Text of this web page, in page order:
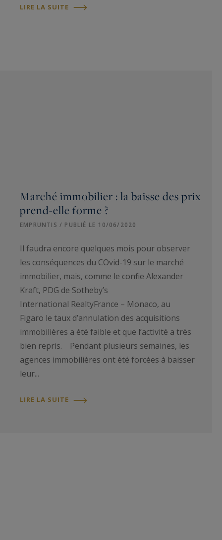
LIRE LA SUITE
Marché immobilier : la baisse des prix
prend-elle forme ?
EMPRUNTIS / PUBLIÉ LE 10/06/2020
Il faudra encore quelques mois pour observer
les conséquences du COvid-19 sur le marché
immobilier, mais, comme le confie Alexander
Kraft, PDG de Sotheby’s
International RealtyFrance – Monaco, au
Figaro le taux d’annulation des acquisitions
immobilières a été faible et que l’activité a très
bien repris. Pendant plusieurs semaines, les
agences immobilières ont été forcées à baisser
leur...
LIRE LA SUITE